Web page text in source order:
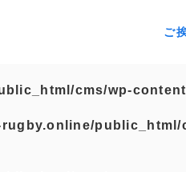
ご
cms/wp-